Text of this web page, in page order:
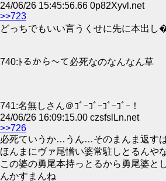
24/06/26 15:45:56.66 0p82Xyvl.net
>>723
どっちでもいい言うくせに先に本出し
740:ﾄるから～て必死なのなんなん草
741:名無しさん＠ｺﾞｰｺﾞｰｺﾞｰｺﾞｰ！
24/06/26 16:09:15.00 czsfslLn.net
>>726
必死ていうか…うん…そのまんま返す
ほんまにヴァ尾憎い婆常駐しとるんや
この婆の勇尾本持っとるから勇尾婆と
んかすまんね